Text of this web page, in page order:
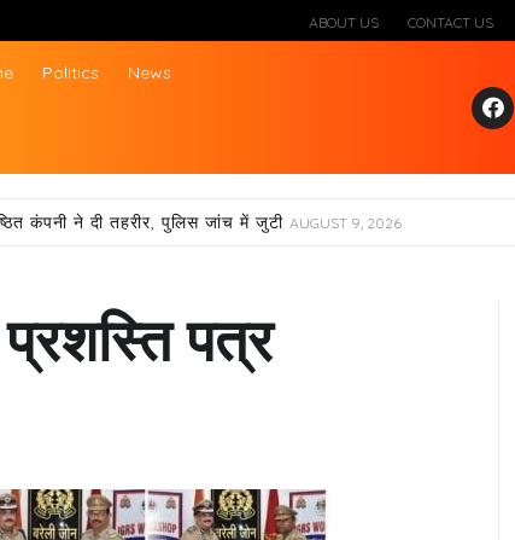
ABOUT US CONTACT US
Politics News
Fac
ebo
कंपनी ने दी तहरीर, पुलिस जांच में जुटी AUGUST 9, 2026
पत्र